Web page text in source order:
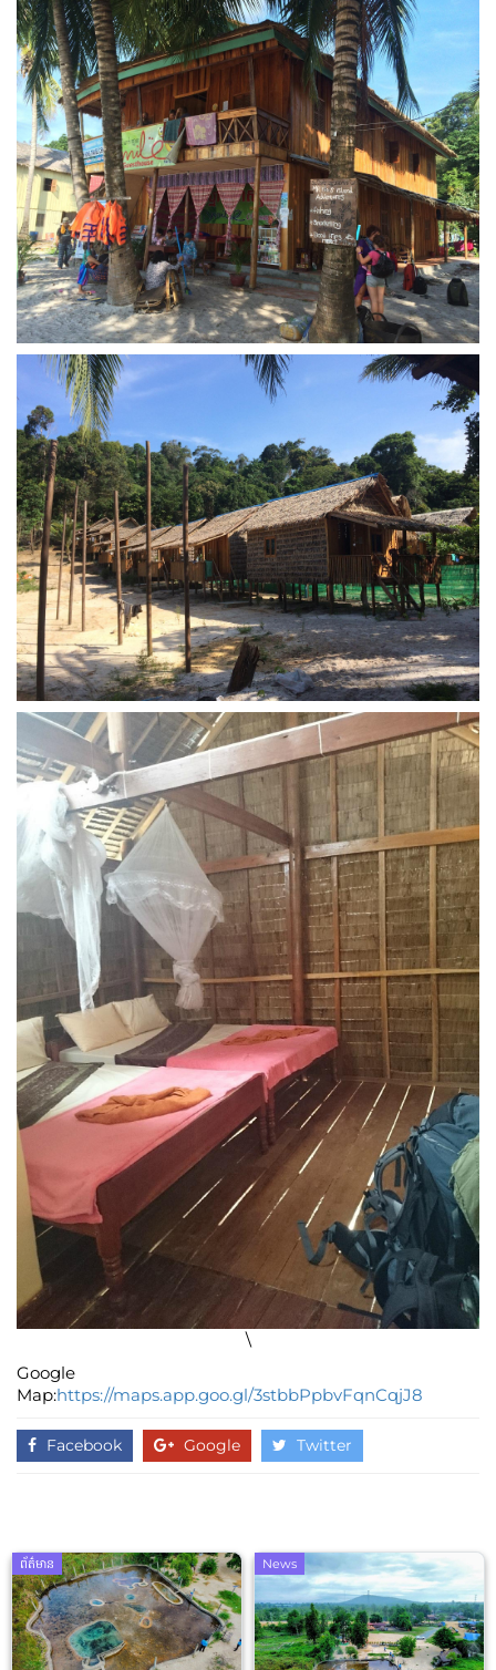
\
Google
Map:https://maps.app.goo.gl/3stbbPpbvFqnCqjJ8
Facebook Google Twitter
ព័ត៌មាន News